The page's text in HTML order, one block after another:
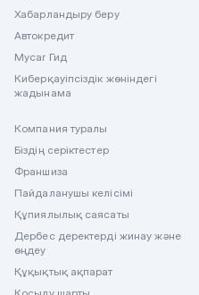
Хабарландыру беру
Автокредит
Mycar Гид
Киберқауіпсіздік жөніндегі
жадынама
Компания туралы
Біздің серіктестер
Франшиза
Пайдаланушы келісімі
Құпиялылық саясаты
Дербес деректерді жинау және
өңдеу
Құқықтық ақпарат